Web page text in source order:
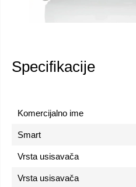
Specifikacije
Komercijalno ime
Smart
Vrsta usisavača
Vrsta usisavača